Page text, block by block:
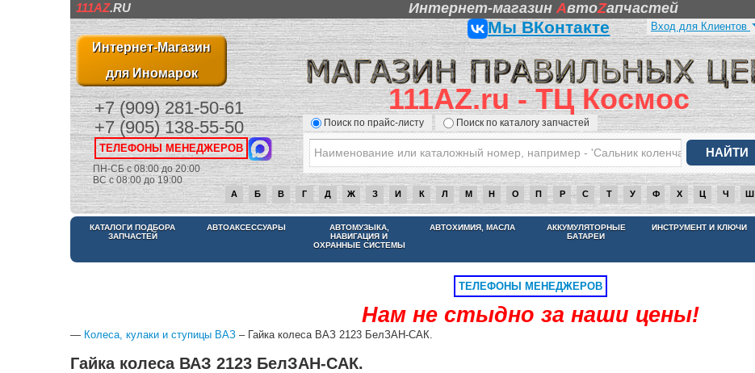
111AZ.RU Интернет-магазинAвтоZапчастей
Интернет-Магазин
для Иномарок
+7 (909) 281-50-61
+7 (905) 138-55-50
ТЕЛЕФОНЫ МЕНЕДЖЕРОВ
ПН-СБ с 08:00 до 20:00
ВС с 08:00 до 19:00
Мы ВКонтакте
111AZ.ru - ТЦ Космос
Поиск по прайс-листу Поиск по каталогу запчастей
Вход для Клиентов
А Б В Г Д Ж З И К Л М Н О П Р С Т У Ф Х Ц Ч Ш
НАМ НЕ СТЫДНО ЗА НАШИ ЦЕНЫ
КАТАЛОГИ ПОДБОРА
ЗАПЧАСТЕЙ
АВТОАКСЕССУАРЫ
АВТОМУЗЫКА,
НАВИГАЦИЯ И
ОХРАННЫЕ СИСТЕМЫ
АВТОХИМИЯ, МАСЛА
АККУМУЛЯТОРНЫЕ
БАТАРЕИ
ИНСТРУМЕНТ И КЛЮЧИ
ТЕЛЕФОНЫ МЕНЕДЖЕРОВ
Нам не стыдно за наши цены!
— Колеса, кулаки и ступицы ВАЗ – Гайка колеса ВАЗ 2123 БелЗАН-САК.
Гайка колеса ВАЗ 2123 БелЗАН-САК.